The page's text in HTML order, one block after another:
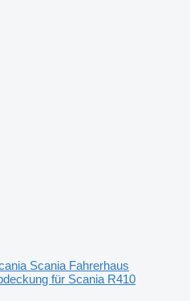
Scania Fahrerhaus
für Scania R410